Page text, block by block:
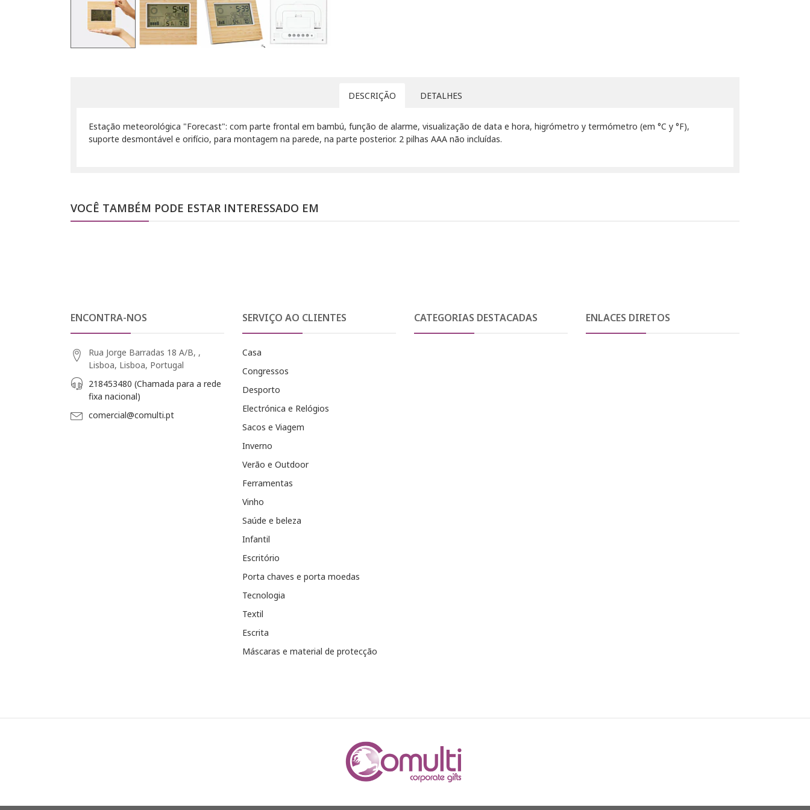
DESCRIÇÃO DETALHES
Estação meteorológica "Forecast": com parte frontal em bambú, função de alarme, visualização de data e hora, higrómetro y termómetro (em °C y °F),
suporte desmontável e orifício, para montagem na parede, na parte posterior. 2 pilhas AAA não incluídas.
VOCÊ TAMBÉM PODE ESTAR INTERESSADO EM
ENCONTRA-NOS
Rua Jorge Barradas 18 A/B, ,
Lisboa, Lisboa, Portugal
218453480 (Chamada para a rede
fixa nacional)
comercial@comulti.pt
SERVIÇO AO CLIENTES
Casa
Congressos
Desporto
Electrónica e Relógios
Sacos e Viagem
Inverno
Verão e Outdoor
Ferramentas
Vinho
Saúde e beleza
Infantil
Escritório
Porta chaves e porta moedas
Tecnologia
Textil
Escrita
Máscaras e material de protecção
CATEGORIAS DESTACADAS ENLACES DIRETOS